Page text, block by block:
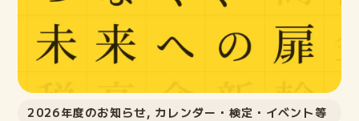
2026年度のお知らせ,カレンダー・検定・イベント等